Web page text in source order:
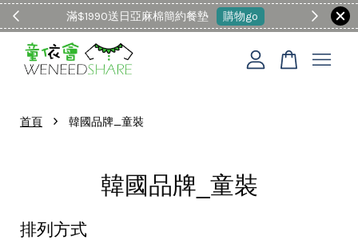
滿$1990送日亞麻棉簡約餐墊 購物go 童裝
首頁 › 韓國品牌_童裝
韓國品牌_童裝
排列方式
您的購物車目前還是空的。